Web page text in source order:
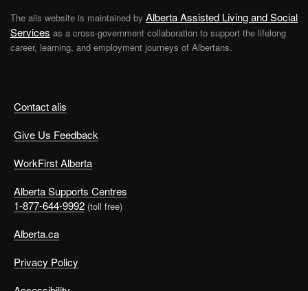
Contact alis
Give Us Feedback
WorkFirst Alberta
Alberta Supports Centres
1-877-644-9992 (toll free)
Alberta.ca
Privacy Policy
The alis website is maintained by Alberta Assisted Living and Social
Services as a cross-government collaboration to support the lifelong
career, learning, and employment journeys of Albertans.